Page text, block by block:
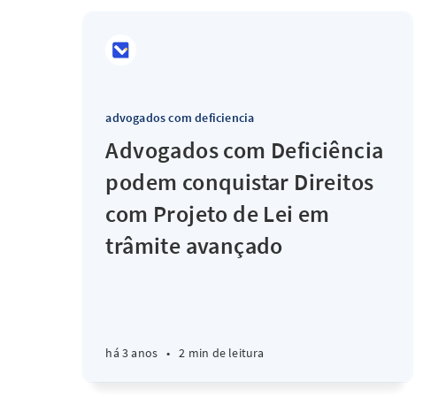
advogados com deficiencia
Advogados com Deficiência
podem conquistar Direitos
com Projeto de Lei em
trâmite avançado
há 3 anos • 2 min de leitura